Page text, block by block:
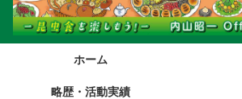
ホーム
略歴・活動実績